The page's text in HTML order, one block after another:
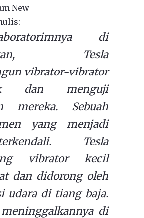
New
di
Tesla
vibrator-vibrator
dan menguji
mereka. Sebuah
yang menjadi
Tesla
vibrator kecil
dan didorong oleh
udara di tiang baja.
di